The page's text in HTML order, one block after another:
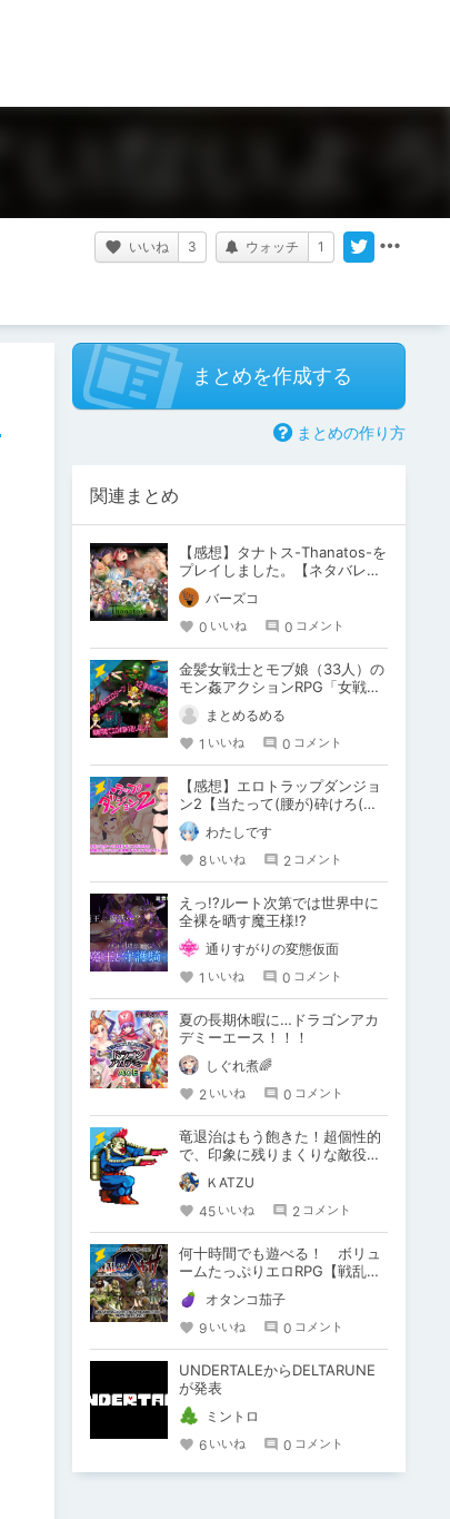
いいね 3 ウォッチ 1
まとめを作成する
まとめの作り方
関連まとめ
【感想】タナトス-Thanatos-を
プレイしました。【ネタバレ注
意】
バーズコ
0 いいね 0 コメント
金髪女戦士とモブ娘（33人）の
モン姦アクションRPG「女戦士
マンカースの冒険 トロルと繋が
れし姫君」
まとめるめる
1 いいね 0 コメント
【感想】エロトラップダンジョ
ン2【当たって(腰が)砕けろ(意
味深)なRPG】
わたしです
8 いいね 2 コメント
えっ!?ルート次第では世界中に
全裸を晒す魔王様!?
通りすがりの変態仮面
1 いいね 0 コメント
夏の長期休暇に…ドラゴンアカ
デミーエース！！！
しぐれ煮🌈
2 いいね 0 コメント
竜退治はもう飽きた！超個性的
で、印象に残りまくりな敵役を
紹介します！【悪役・敵キャ
ラ】 ＫATZU
45 いいね 2 コメント
何十時間でも遊べる！ ボリュ
ームたっぷりエロRPG【戦乱の
ヘキサ】
オタンコ茄子
9 いいね 0 コメント
UNDERTALEからDELTARUNE
が発表
ミントロ
6 いいね 0 コメント